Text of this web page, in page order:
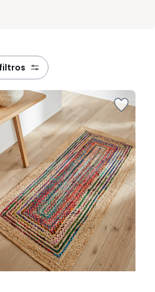
filtros